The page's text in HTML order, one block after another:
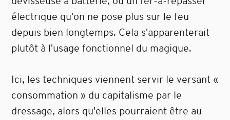
électrique qu'on ne pose plus sur le feu
depuis bien longtemps. Cela s'apparenterait
plutôt à l'usage fonctionnel du magique.
Ici, les techniques viennent servir le versant «
consommation » du capitalisme par le
dressage, alors qu'elles pourraient être au